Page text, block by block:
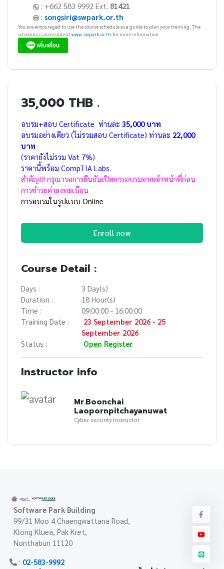
: +662 583 9992 Ext. 81421
: songsiri@swpark.or.th
You are encouraged to use the course schedule as a guide to plan your training. The
schedule is accessible atwww.swpark.or.th for more information.
35,000 THB .
อบรม+สอบ Certificate ท่านละ 35,000 บาท
อบรมอย่างเดียว (ไม่รวมสอบ Certificate) ท่านละ 22,000
บาท
(ราคายังไม่รวม Vat 7%)
ราคานี้พร้อม CompTIA Labs
สำคัญ!!! กรุณารอการยืนยันเปิดการอบรมจากเจ้าหน้าที่ก่อน
การชำระค่าลงทะเบียน
การอบรมในรูปแบบ Online
Enroll now
Course Detail :
Days :
3 Day(s)
Duration :
18 Hour(s)
Time :
09:00:00 - 16:00:00
Training Date :
23 September 2026 - 25
September 2026
Status :
Open Register
Instructor info
Mr.Boonchai
Laopornpitchayanuwat
Cyber security Instructor
Software Park Building
99/31 Moo 4 Chaengwattana Road,
Klong Kluea, Pak Kret,
Nonthaburi 11120
: 02-583-9992